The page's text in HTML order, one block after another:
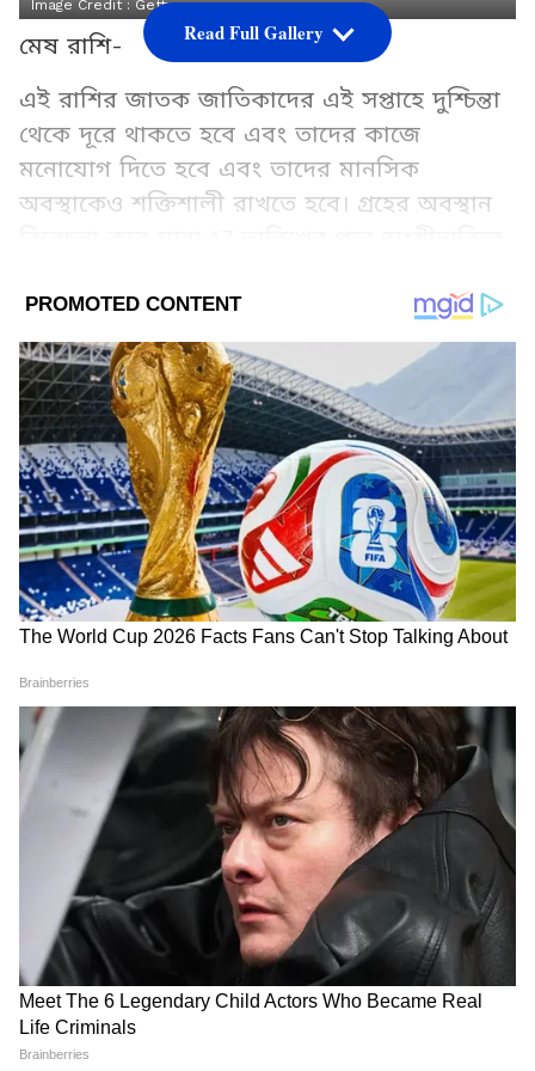
Image Credit : Getty
মেষ রাশি-
এই রাশির জাতক জাতিকাদের এই সপ্তাহে দুশ্চিন্তা
থেকে দূরে থাকতে হবে এবং তাদের কাজে
মনোযোগ দিতে হবে এবং তাদের মানসিক
অবস্থাকেও শক্তিশালী রাখতে হবে। গ্রহের অবস্থান
তরুণরা যদি সমস্যায় অস্থির হয় তবে তাদের উচিত
এমন কাজ করা যা তাদের খুশি করে। আপনি
আপনার স্ত্রীর সঙ্গে অপ্রয়োজনীয় কথা না বললে
ভাল হবে, অন্যথায় কোনও কারণ ছাড়াই আপনার
মধ্যে বিরোধ দেখা দিতে পারে। চুল পড়ার মতো
স্বাস্থ্য সমস্যায় আপনি সমস্যায় পড়তে পারেন।
চিকিৎসার জন্য আয়ুর্বেদিক প্রতিকার চেষ্টা করে
আপনি আরাম পাবেন।
Add Asianetnews Bangla as a Preferred
Source
2
12
Image Credit : Getty
বৃষ রাশি–
বৃষ রাশির জাতক জাতিকারা কঠিন কাজে তাদের
মহিলা সহকর্মীদের পাশাপাশি বসের সমর্থন পাবেন।
Read Full Gallery